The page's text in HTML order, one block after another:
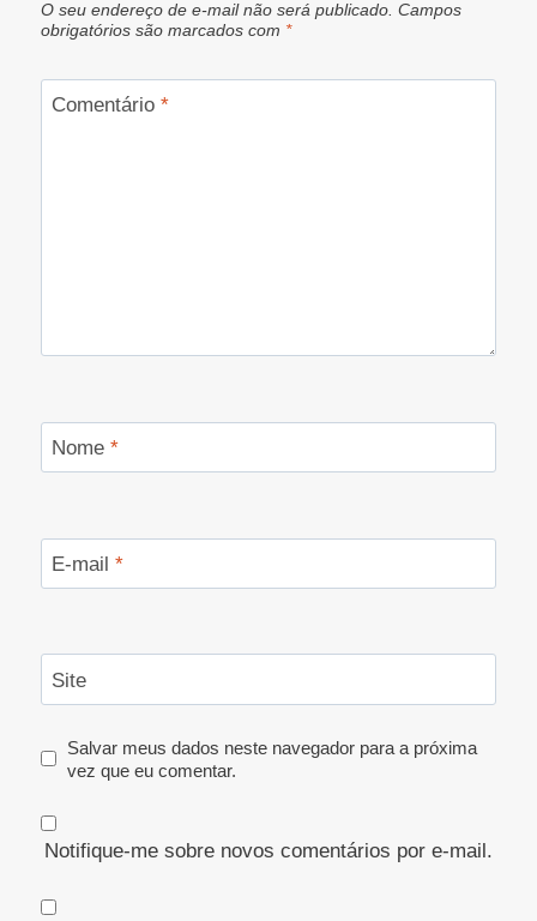
O seu endereço de e-mail não será publicado. Campos
obrigatórios são marcados com *
Comentário *
Nome *
E-mail *
Site
Salvar meus dados neste navegador para a próxima
vez que eu comentar.
Notifique-me sobre novos comentários por e-mail.